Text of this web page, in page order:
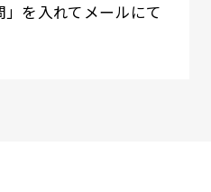
を入れてメールにて